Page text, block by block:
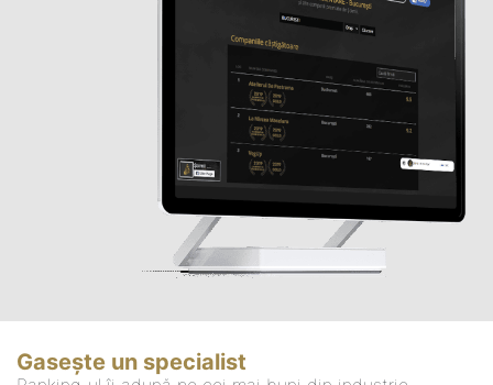
Gasește un specialist